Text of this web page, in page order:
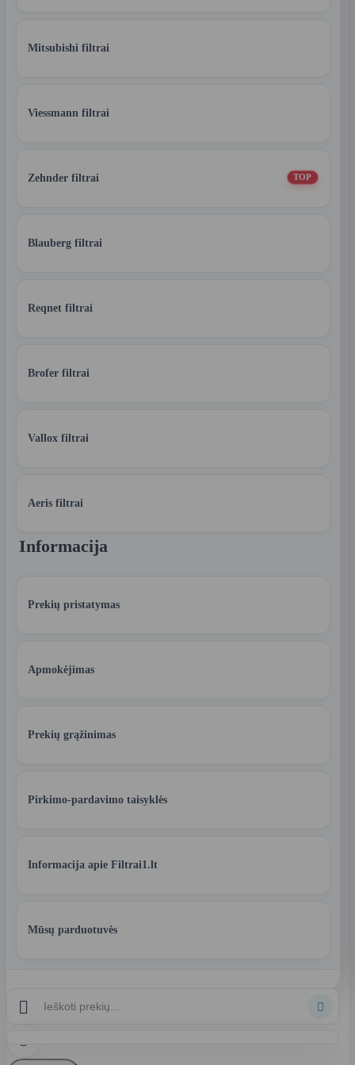
Mitsubishi filtrai
Viessmann filtrai
Zehnder filtrai TOP
Blauberg filtrai
Reqnet filtrai
Brofer filtrai
Vallox filtrai
Aeris filtrai
Informacija
Prekių pristatymas
Apmokėjimas
Prekių grąžinimas
Pirkimo-pardavimo taisyklės
Informacija apie Filtrai1.lt
Mūsų parduotuvės
 
